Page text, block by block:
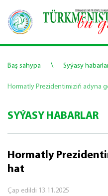
Baş sahypa \ Syýasy
Hormatly Prezidentimiziň adyna
SYÝASY HABARLAR
Hormatly
hat
Çap edildi 13.11.2025